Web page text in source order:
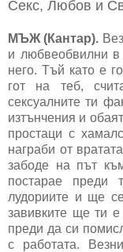
Секс, Любов и
МЪЖ (Кантар).
и любвеобвилни в
него. Тъй като е
гот на теб,
сексуалните ти
изтънчения и
простаци с
награби от
забоде на път
постарае преди
лудориите и ще
завивките ще ти е
преди да си
с работата.